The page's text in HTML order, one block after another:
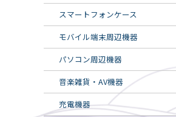
スマートフォンケース
モバイル端末周辺機器
パソコン周辺機器
音楽雑貨・AV機器
充電機器